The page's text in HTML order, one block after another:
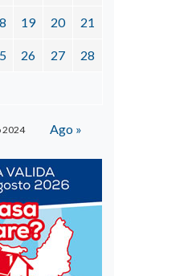
2024
19 20 21
26 27 28
Ago »